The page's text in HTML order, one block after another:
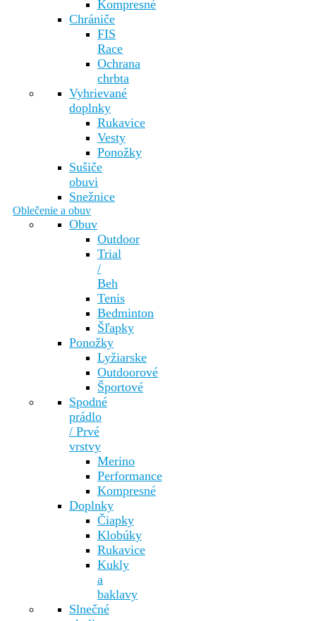
Kompresné
Chrániče
FIS
Race
Ochrana
chrbta
Vyhrievané
doplnky
Rukavice
Vesty
Ponožky
Sušiče
obuvi
Snežnice
Oblečenie a obuv
Obuv
Outdoor
Trial
/
Beh
Tenis
Bedminton
Šľapky
Ponožky
Lyžiarske
Outdoorové
Športové
Spodné
prádlo
/ Prvé
vrstvy
Merino
Performance
Kompresné
Doplnky
Čiapky
Klobúky
Rukavice
Kukly
a
baklavy
Slnečné